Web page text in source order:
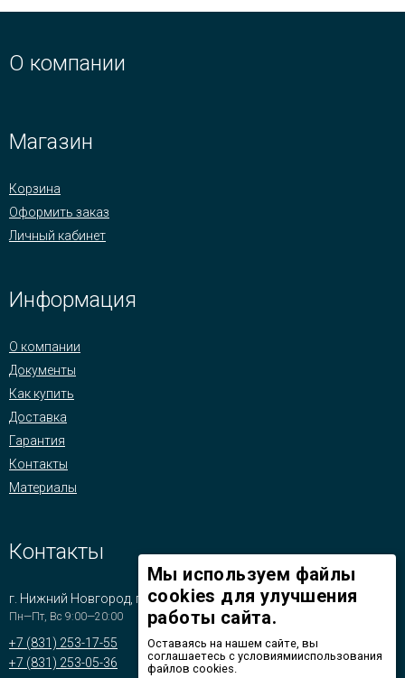
О компании
Магазин
Корзина
Оформить заказ
Личный кабинет
Информация
О компании
Документы
Как купить
Доставка
Гарантия
Контакты
Материалы
Контакты
г. Нижний Новгород, пр-т Бусыгина, д.1
Пн—Пт, Вс 9:00—20:00
+7 (831) 253-17-55
+7 (831) 253-05-36
Мы используем файлы
cookies для улучшения
работы сайта.
Оставаясь на нашем сайте, вы
соглашаетесь с условиямииспользования
файлов cookies.